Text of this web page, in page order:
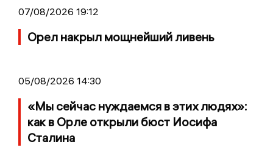
07/08/2026 19:12
Орел накрыл мощнейший ливень
05/08/2026 14:30
«Мы сейчас нуждаемся в этих людях»:
как в Орле открыли бюст Иосифа
Сталина